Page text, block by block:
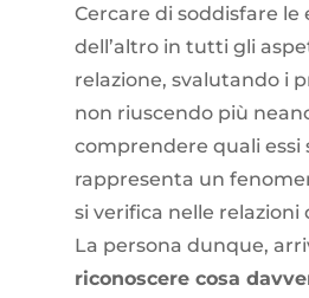
Cercare di soddisfare le
dell’altro in tutti gli
relazione, svalutando i
non riuscendo più
comprendere quali essi
rappresenta un
si verifica nelle relazioni
La persona dunque,
riconoscere cosa